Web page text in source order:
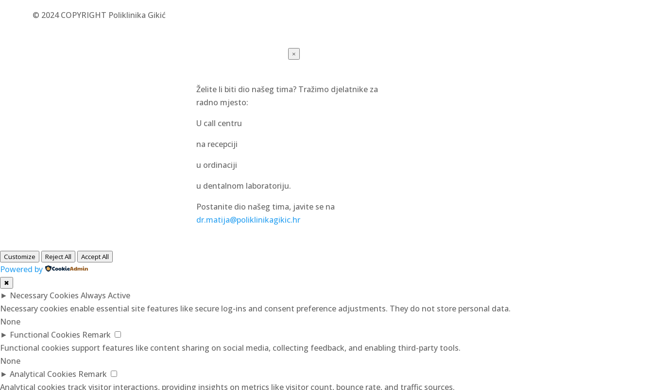
© 2024 COPYRIGHT Poliklinika Gikić
×
Želite li biti dio našeg tima? Tražimo djelatnike za
radno mjesto:
U call centru
na recepciji
u ordinaciji
u dentalnom laboratoriju.
Postanite dio našeg tima, javite se na
dr.matija@poliklinikagikic.hr
Customize Reject All Accept All
Powered by
✖
► Necessary Cookies Always Active
Necessary cookies enable essential site features like secure log-ins and consent preference adjustments. They do not store personal data.
None
► Functional Cookies Remark
Functional cookies support features like content sharing on social media, collecting feedback, and enabling third-party tools.
None
► Analytical Cookies Remark
Analytical cookies track visitor interactions, providing insights on metrics like visitor count, bounce rate, and traffic sources.